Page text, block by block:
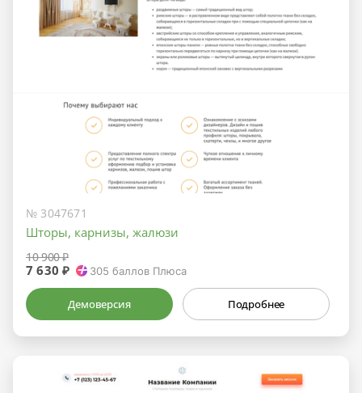
№ 3047671
Шторы, карнизы, жалюзи
10 900 ₽
7 630 ₽ 305 баллов Плюса
Демоверсия Подробнее